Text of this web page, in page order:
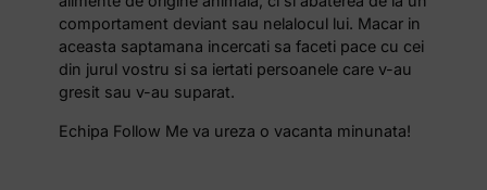
comportament deviant sau nelalocul lui. Macar in
aceasta saptamana incercati sa faceti pace cu cei
din jurul vostru si sa iertati persoanele care v-au
gresit sau v-au suparat.
Echipa Follow Me va ureza o vacanta minunata!